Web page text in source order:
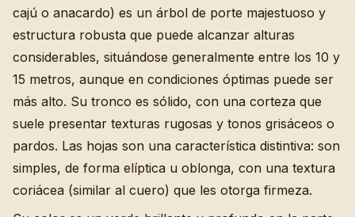
cajú o anacardo) es un árbol de porte majestuoso y
estructura robusta que puede alcanzar alturas
considerables, situándose generalmente entre los 10 y
15 metros, aunque en condiciones óptimas puede ser
más alto. Su tronco es sólido, con una corteza que
suele presentar texturas rugosas y tonos grisáceos o
pardos. Las hojas son una característica distintiva: son
simples, de forma elíptica u oblonga, con una textura
coriácea (similar al cuero) que les otorga firmeza.